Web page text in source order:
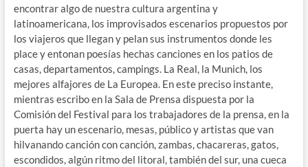
encontrar algo de nuestra cultura argentina y
latinoamericana, los improvisados escenarios propuestos por
los viajeros que llegan y pelan sus instrumentos donde les
place y entonan poesías hechas canciones en los patios de
casas, departamentos, campings. La Real, la Munich, los
mejores alfajores de La Europea. En este preciso instante,
mientras escribo en la Sala de Prensa dispuesta por la
Comisión del Festival para los trabajadores de la prensa, en la
puerta hay un escenario, mesas, público y artistas que van
hilvanando canción con canción, zambas, chacareras, gatos,
escondidos, algún ritmo del litoral, también del sur, una cueca